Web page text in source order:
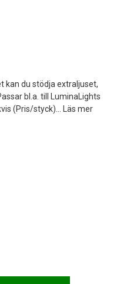
kan du stödja extraljuset,
bl.a. till LuminaLights
(Pris/styck)... Läs mer